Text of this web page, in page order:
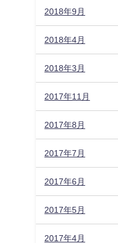
2018年9月
2018年4月
2018年3月
2017年11月
2017年8月
2017年7月
2017年6月
2017年5月
2017年4月